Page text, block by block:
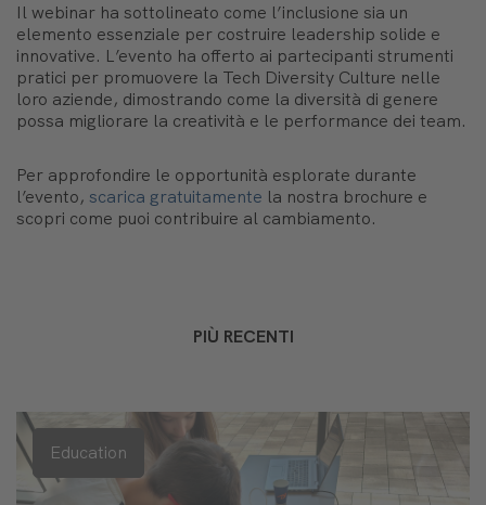
Il webinar ha sottolineato come l’inclusione sia un
elemento essenziale per costruire leadership solide e
innovative. L’evento ha offerto ai partecipanti strumenti
pratici per promuovere la Tech Diversity Culture nelle
loro aziende, dimostrando come la diversità di genere
possa migliorare la creatività e le performance dei team.
Per approfondire le opportunità esplorate durante
l’evento, scarica gratuitamente la nostra brochure e
scopri come puoi contribuire al cambiamento.
PIÙ RECENTI
Education